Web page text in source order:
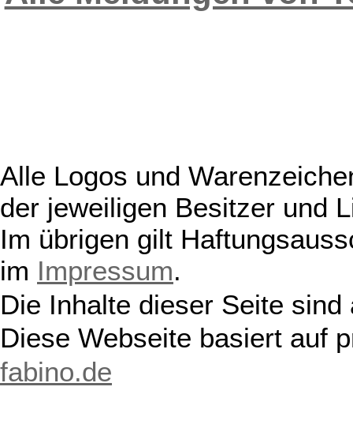
Alle Logos und
der jeweiligen Besitzer und
Im übrigen gilt
im Impressum.
Die Inhalte dieser Seite
Diese Webseite basiert auf
fabino.de